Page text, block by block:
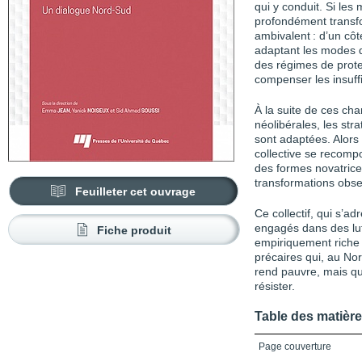
Feuilleter cet ouvrage
Fiche produit
qui y conduit. Si les
profondément
ambivalent : d’un
adaptant les modes
des régimes de
compenser les
À la suite de ces
néolibérales, les
sont adaptées.
collective se
des formes
transformations
Ce collectif, qui
engagés dans des
empiriquement
précaires qui, au
rend pauvre, mais
résister.
Table des
Page couverture